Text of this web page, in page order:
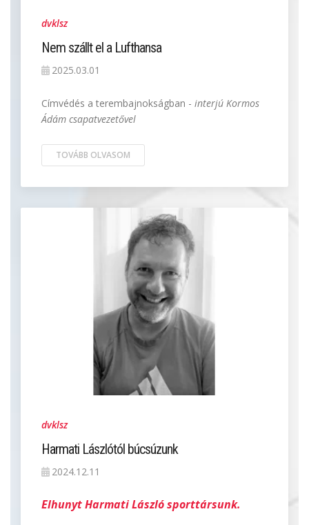
dvklsz
Nem szállt el a Lufthansa
2025.03.01
Címvédés a terembajnokságban - interjú Kormos
Ádám csapatvezetővel
TOVÁBB OLVASOM
dvklsz
Harmati Lászlótól búcsúzunk
2024.12.11
Elhunyt Harmati László sporttársunk.